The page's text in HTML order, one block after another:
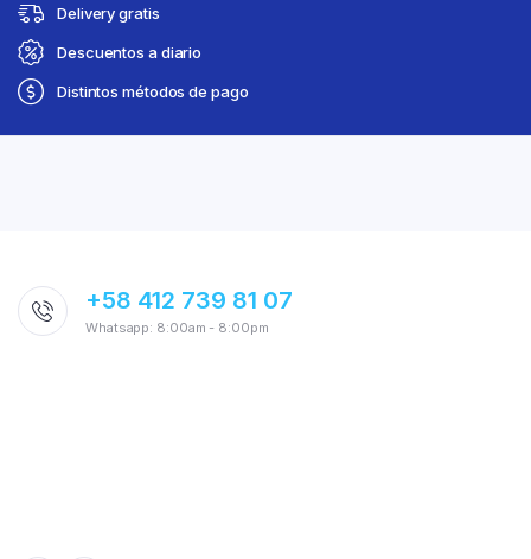
Delivery gratis
Descuentos a diario
Distintos métodos de pago
+58 412 739 81 07
Whatsapp: 8:00am - 8:00pm